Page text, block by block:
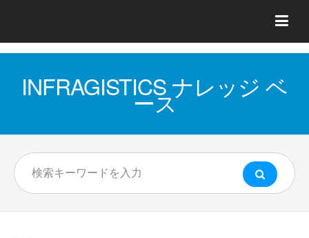
INFRAGISTICS ナレッジ ベ
ース